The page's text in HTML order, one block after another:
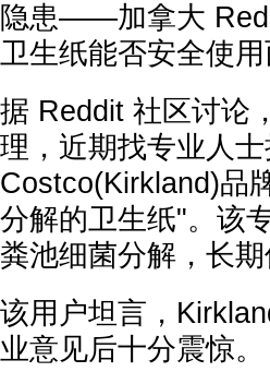
隐患——加拿大
卫生纸能否安全使用
据 Reddit 社区讨论
理，近期找专业人
Costco(Kirkland)品
分解的卫生纸"。该
粪池细菌分解，长
该用户坦言，
业意见后十分震惊。